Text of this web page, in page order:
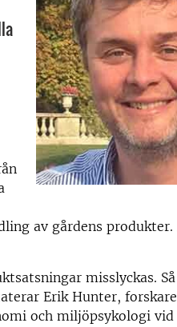
av gårdens produkter.
misslyckas.
Erik Hunter,
och miljöpsykologi vid